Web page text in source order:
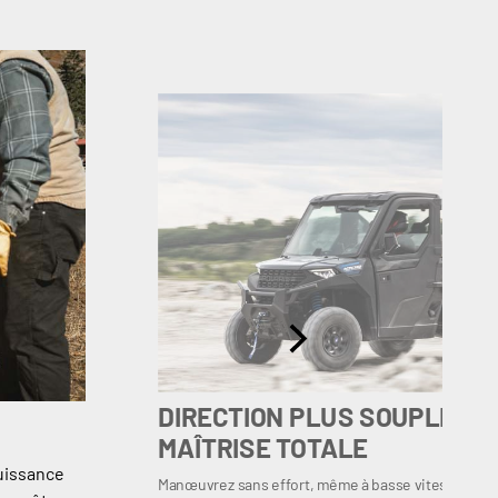
DIRECTION PLUS SOUPLE –
MAÎTRISE TOTALE
Manœuvrez sans effort, même à basse vitesse.